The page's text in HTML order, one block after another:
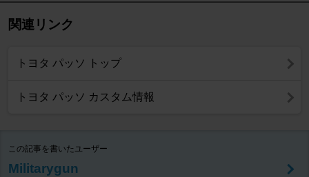
関連リンク
トヨタ パッソ トップ
トヨタ パッソ カスタム情報
この記事を書いたユーザー
Militarygun